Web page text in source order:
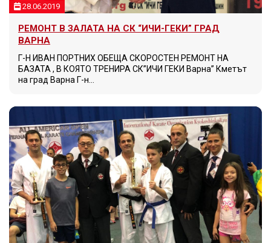
28.06.2019
РЕМОНТ В ЗАЛАТА НА СК “ИЧИ-ГЕКИ” ГРАД
ВАРНА
Г-Н ИВАН ПОРТНИХ ОБЕЩА СКОРОСТЕН РЕМОНТ НА
БАЗАТА , В КОЯТО ТРЕНИРА СК”ИЧИ ГЕКИ Варна” Кметът
на град Варна Г-н…